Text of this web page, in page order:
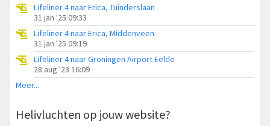
Lifeliner 4 naar Erica, Tuinderslaan
31 jan '25 09:33
Lifeliner 4 naar Erica, Middenveen
31 jan '25 09:19
Lifeliner 4 naar Groningen Airport Eelde
28 aug '23 16:09
Meer...
Helivluchten op jouw website?